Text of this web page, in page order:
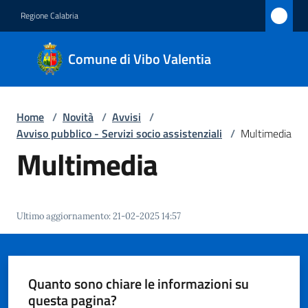
Regione Calabria
Comune di Vibo Valentia
Comune
di Vibo
Valentia
Servizi
Vivere
Vibo
Valentia
Home / Novità / Avvisi /
Avviso pubblico - Servizi socio assistenziali / Multimedia
Multimedia
Ultimo aggiornamento:21-02-2025 14:57
Quanto sono chiare le informazioni su
questa pagina?